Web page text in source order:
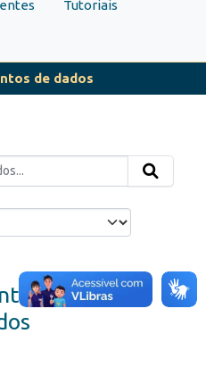
Tutoriais
de dados